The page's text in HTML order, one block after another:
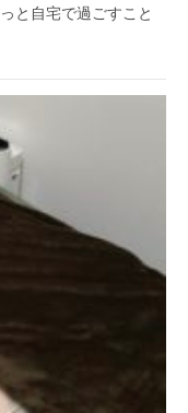
と自宅で過ごすこと